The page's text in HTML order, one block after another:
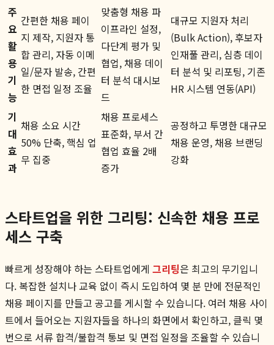
주
요
활
용
기
능
간편한 채용 페이
지 제작, 지원자 통
합 관리, 자동 이메
일/문자 발송, 간편
한 면접 일정 조율
맞춤형 채용 파
이프라인 설정,
다단계 평가 및
협업, 채용 데이
터 분석 대시보
드
대규모 지원자 처리
(Bulk Action), 후보자
인재풀 관리, 심층 데이
터 분석 및 리포팅, 기존
HR 시스템 연동(API)
기
대
효
과
채용 소요 시간
50% 단축, 핵심 업
무 집중
채용 프로세스
표준화, 부서 간
협업 효율 2배
증가
공정하고 투명한 대규모
채용 운영, 채용 브랜딩
강화
스타트업을 위한 그리팅: 신속한 채용 프로
세스 구축
빠르게 성장해야 하는 스타트업에게 그리팅은 최고의 무기입니
다. 복잡한 설치나 교육 없이 즉시 도입하여 몇 분 만에 전문적인
채용 페이지를 만들고 공고를 게시할 수 있습니다. 여러 채용 사이
트에서 들어오는 지원자들을 하나의 화면에서 확인하고, 클릭 몇
번으로 서류 합격/불합격 통보 및 면접 일정을 조율할 수 있습니